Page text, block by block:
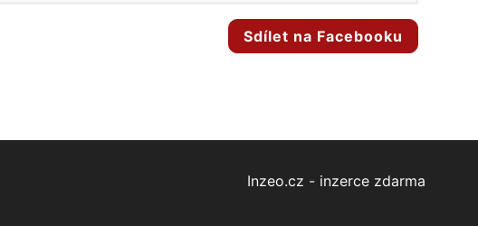
Sdílet na Facebooku
Inzeo.cz - inzerce zdarma